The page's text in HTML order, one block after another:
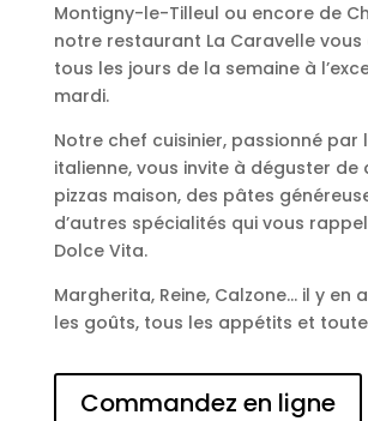
Montigny-le-Tilleul ou encore de
notre restaurant La Caravelle vous
tous les jours de la semaine à
mardi.
Notre chef cuisinier, passionné par
italienne, vous invite à déguster de
pizzas maison, des pâtes
d’autres spécialités qui vous
Dolce Vita.
Margherita, Reine, Calzone… il y en
les goûts, tous les appétits et
Commandez en ligne